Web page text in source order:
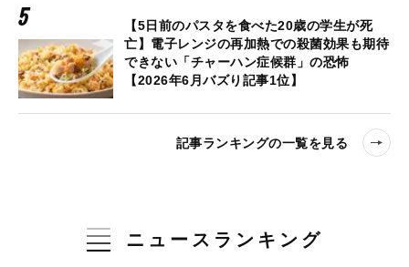
【5日前のパスタを食べた20歳の学生が死
亡】電子レンジの再加熱での殺菌効果も期待
できない「チャーハン症候群」の恐怖
【2026年6月バズり記事1位】
記事ランキングの一覧を見る
ニュースランキング